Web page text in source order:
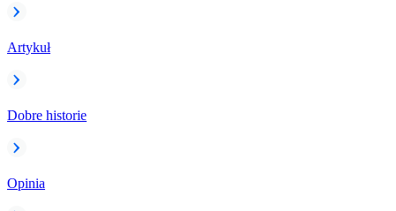
Artykuł
Dobre historie
Opinia